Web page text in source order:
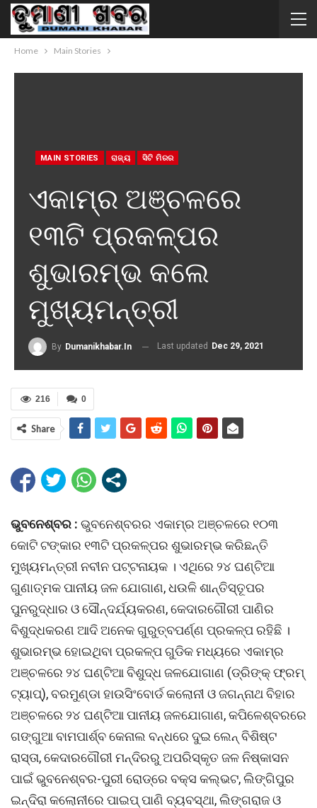
Home Main Stories
MAIN STORIES ରାଜ୍ୟ ସିଟି ମିରର
ଏକାମ୍ର ଅଞ୍ଚଳରେ
୧୩ଟି ପ୍ରକଳ୍ପର
ଶୁଭାରମ୍ଭ କଲେ
ମୁଖ୍ୟମନ୍ତ୍ରୀ
By Dumanikhabar.in Last updated Dec 29, 2021
0
216
Share
ଭୁବନେଶ୍ବର : ଭୁବନେଶ୍ବରର ଏକାମ୍ର ଅଞ୍ଚଳରେ ୧୦୩
କୋଟି ଟଙ୍କାର ୧୩ଟି ପ୍ରକଳ୍ପର ଶୁଭାରମ୍ଭ କରିଛନ୍ତି
ମୁଖ୍ୟମନ୍ତ୍ରୀ ନବୀନ ପଟ୍ଟନାୟକ । ଏଥିରେ ୨୪ ଘଣ୍ଟିଆ
ଗୁଣାତ୍ମକ ପାନୀୟ ଜଳ ଯୋଗାଣ, ଧଉଳି ଶାନ୍ତିସ୍ତୂପର
ପୁନରୁଦ୍ଧାର ଓ ସୌନ୍ଦର୍ଯ୍ୟକରଣ, କେଦାରଗୌରୀ ପାଣିର
ବିଶୁଦ୍ଧକରଣ ଆଦି ଅନେକ ଗୁରୁତ୍ବପର୍ଣ୍ଣ ପ୍ରକଳ୍ପ ରହିଛି ।
ଶୁଭାରମ୍ଭ ହୋଇଥିବା ପ୍ରକଳ୍ପ ଗୁଡିକ ମଧ୍ୟରେ ଏକାମ୍ର
ଅଞ୍ଚଳରେ ୨୪ ଘଣ୍ଟିଆ ବିଶୁଦ୍ଧ ଜଳଯୋଗାଣ (ଡ୍ରିଙ୍କ୍ ଫ୍ରମ୍
ଟ୍ୟାପ୍), ବରମୁଣ୍ଡା ହାଉସିଂବୋର୍ଡ କଲୋନୀ ଓ ଜଗନ୍ନାଥ ବିହାର
ଅଞ୍ଚଳରେ ୨୪ ଘଣ୍ଟିଆ ପାନୀୟ ଜଳଯୋଗାଣ, କପିଳେଶ୍ବରରେ
ଗଙ୍ଗୁଆ ବାମପାର୍ଶ୍ବ କେନାଲ ବନ୍ଧରେ ଦୁଇ ଲେନ୍‌ ବିଶିଷ୍ଟ
ରାସ୍ତା, କେଦାରଗୌରୀ ମନ୍ଦିରରୁ ଅପରିସ୍କୃତ ଜଳ ନିଷ୍କାସନ
ପାଇଁ ଭୁବନେଶ୍ବର-ପୁରୀ ରୋଡ୍‌ରେ ବକ୍‌ସ କଲ୍‌ଭଟ, ଲିଙ୍ଗିପୁର
ଇନ୍ଦିରା କଲୋନୀରେ ପାଇପ୍ ପାଣି ବ୍ୟବସ୍ଥା, ଲିଙ୍ଗରାଜ ଓ